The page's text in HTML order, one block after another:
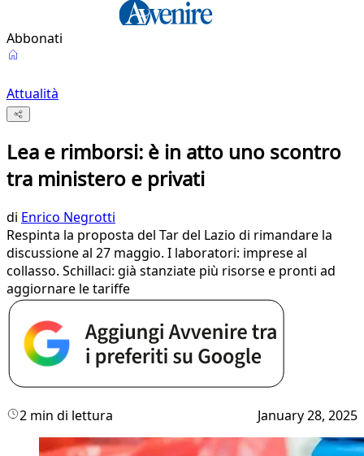
Abbonati
Attualità
Lea e rimborsi: è in atto uno scontro
tra ministero e privati
di Enrico Negrotti
Respinta la proposta del Tar del Lazio di rimandare la
discussione al 27 maggio. I laboratori: imprese al
collasso. Schillaci: già stanziate più risorse e pronti ad
aggiornare le tariffe
2 min di lettura January 28, 2025